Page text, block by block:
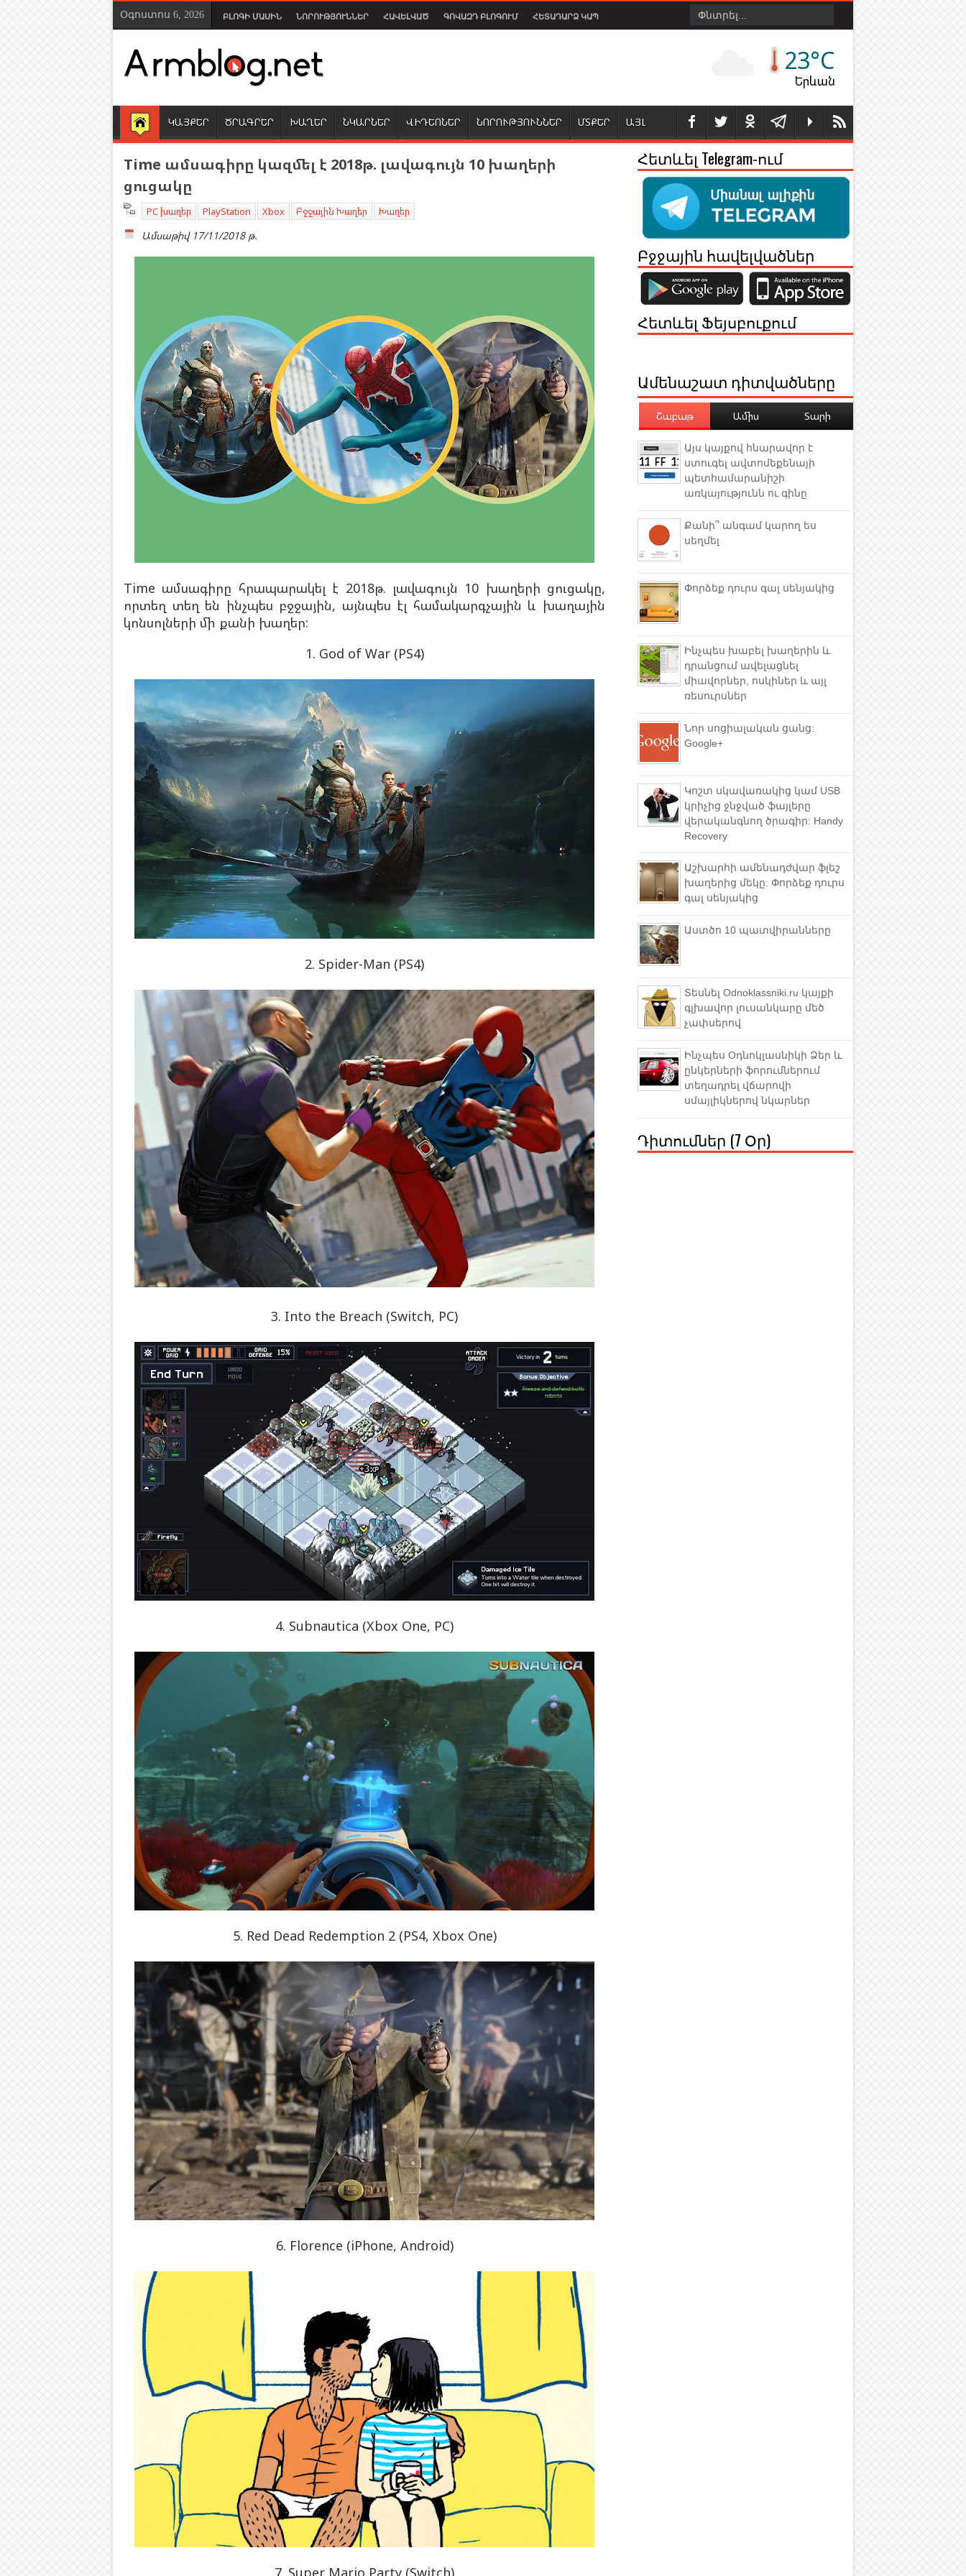
Օգոստոս 6, 2026 ԲԼՈԳԻ ՄԱՍԻՆ ՆՈՐՈՒԹՅՈՒՆՆԵՐ ՀԱՎԵԼՎԱԾ ԳՈՎԱԶԴ ԲԼՈԳՈՒՄ ՀԵՏԱԴԱՐՁ ԿԱՊ
23°C
Երևան
ԿԱՅՔԵՐ ԾՐԱԳՐԵՐ ԽԱՂԵՐ ՆԿԱՐՆԵՐ ՎԻԴԵՈՆԵՐ ՆՈՐՈՒԹՅՈՒՆՆԵՐ ՄՏՔԵՐ ԱՅԼ
Time ամսագիրը կազմել է 2018թ. լավագույն 10 խաղերի
ցուցակը
PC խաղեր PlayStation Xbox Բջջային Խաղեր Խաղեր
Ամսաթիվ 17/11/2018 թ.
Time ամսագիրը հրապարակել է 2018թ. լավագույն 10 խաղերի ցուցակը,
որտեղ տեղ են ինչպես բջջային, այնպես էլ համակարգչային և խաղային
կոնսոլների մի քանի խաղեր:
1. God of War (PS4)
2. Spider-Man (PS4)
3. Into the Breach (Switch, PC)
4. Subnautica (Xbox One, PC)
5. Red Dead Redemption 2 (PS4, Xbox One)
6. Florence (iPhone, Android)
7. Super Mario Party (Switch)
Հետևել Telegram-ում
Բջջային հավելվածներ
Հետևել Ֆեյսբուքում
Ամենաշատ դիտվածները
Շաբաթ Ամիս Տարի
Այս կայքով հնարավոր է
ստուգել ավտոմեքենայի
պետհամարանիշի
առկայությունն ու գինը
Քանի՞ անգամ կարող ես
սեղմել
Փորձեք դուրս գալ սենյակից
Ինչպես խաբել խաղերին և
դրանցում ավելացնել
միավորներ, ոսկիներ և այլ
ռեսուրսներ
Նոր սոցիալական ցանց:
Google+
Կոշտ սկավառակից կամ USB
կրիչից ջնջված ֆայլերը
վերականգնող ծրագիր: Handy
Recovery
Աշխարհի ամենադժվար ֆլեշ
խաղերից մեկը: Փորձեք դուրս
գալ սենյակից
Աստծո 10 պատվիրանները
Տեսնել Odnoklassniki.ru կայքի
գլխավոր լուսանկարը մեծ
չափսերով
Ինչպես Օդնոկլասնիկի Ձեր և
ընկերների ֆորումներում
տեղադրել վճարովի
սմայլիկներով նկարներ
Դիտումներ (7 Օր)